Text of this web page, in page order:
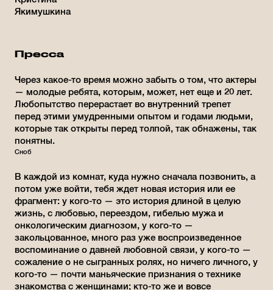
Якимушкина
Пресса
Через какое-то время можно забыть о том, что актеры
— молодые ребята, которым, может, нет еще и 20 лет.
Любопытство перерастает во внутренний трепет
перед этими умудренными опытом и годами людьми,
которые так открыты перед толпой, так обнажены, так
понятны.
Сноб
В каждой из комнат, куда нужно сначала позвонить, а
потом уже войти, тебя ждет новая история или ее
фрагмент: у кого-то — это история длиной в целую
жизнь, с любовью, переездом, гибелью мужа и
онкологическим диагнозом, у кого-то —
закольцованное, много раз уже воспроизведенное
воспоминание о давней любовной связи, у кого-то —
сожаление о не сыгранных ролях, но ничего личного, у
кого-то — почти маньяческие признания о технике
знакомства с женщинами; кто-то же и вовсе